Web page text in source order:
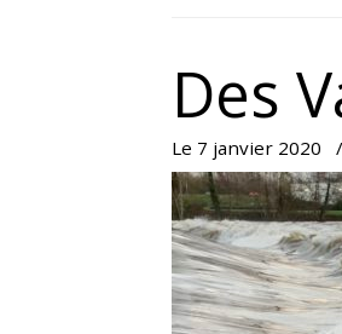
Des
Le 7 janvier 2020 /